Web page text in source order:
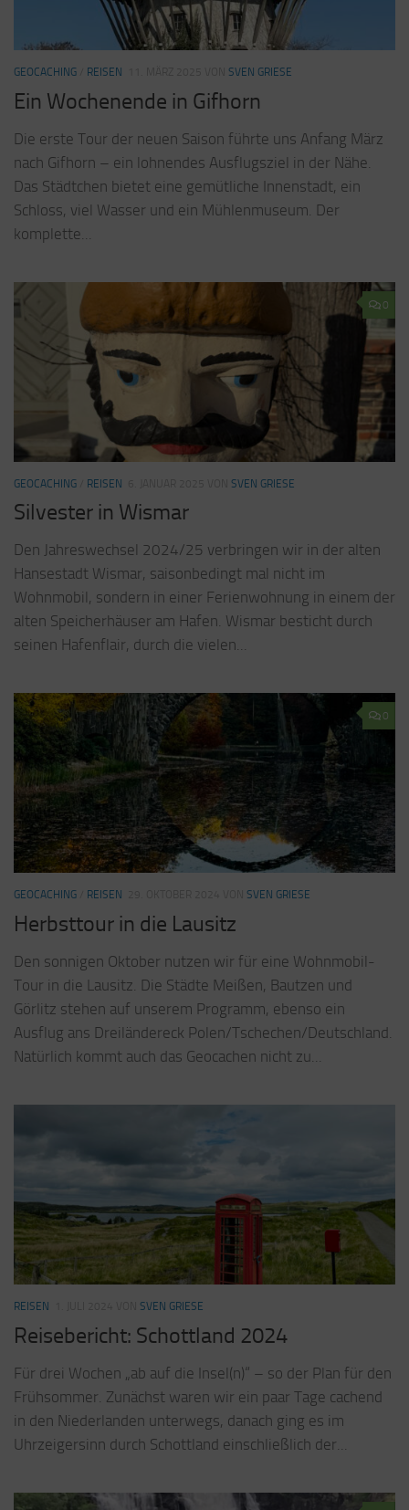
GEOCACHING REISEN SVEN GRIESE
Ein Wochenende in Gifhorn
Die erste Tour der neuen Saison führte uns Anfang März
nach Gifhorn – ein lohnendes Ausflugsziel in der Nähe.
Das Städtchen bietet eine gemütliche Innenstadt, ein
Schloss, viel Wasser und ein Mühlenmuseum. Der
komplette...
0
GEOCACHING REISEN SVEN GRIESE
Silvester in Wismar
Den Jahreswechsel 2024/25 verbringen wir in der alten
Hansestadt Wismar, saisonbedingt mal nicht im
Wohnmobil, sondern in einer Ferienwohnung in einem der
alten Speicherhäuser am Hafen. Wismar besticht durch
seinen Hafenflair, durch die vielen...
0
GEOCACHING REISEN SVEN GRIESE
Herbsttour in die Lausitz
Den sonnigen Oktober nutzen wir für eine Wohnmobil-
Tour in die Lausitz. Die Städte Meißen, Bautzen und
Görlitz stehen auf unserem Programm, ebenso ein
Ausflug ans Dreiländereck Polen/Tschechen/Deutschland.
Natürlich kommt auch das Geocachen nicht zu...
REISEN SVEN GRIESE
Reisebericht: Schottland 2024
Für drei Wochen „ab auf die Insel(n)“ – so der Plan für den
Frühsommer. Zunächst waren wir ein paar Tage cachend
in den Niederlanden unterwegs, danach ging es im
Uhrzeigersinn durch Schottland einschließlich der...